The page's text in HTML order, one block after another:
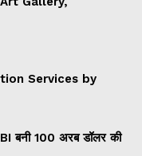
Services by
बनी 100 अरब डॉलर की